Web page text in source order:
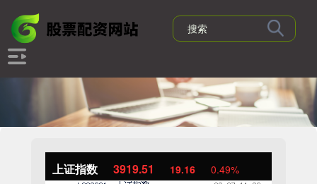
上证指数 3919.51 19.16 0.49%